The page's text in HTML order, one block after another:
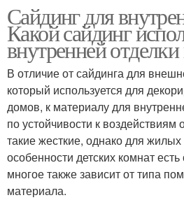
Сайдинг для
Какой сайдинг
внутренней
В отличие от сайдинга для
который используется для
домов, к материалу для
по устойчивости к
такие жесткие, однако для жилых
особенности детских комнат
многое также зависит от типа
материала.